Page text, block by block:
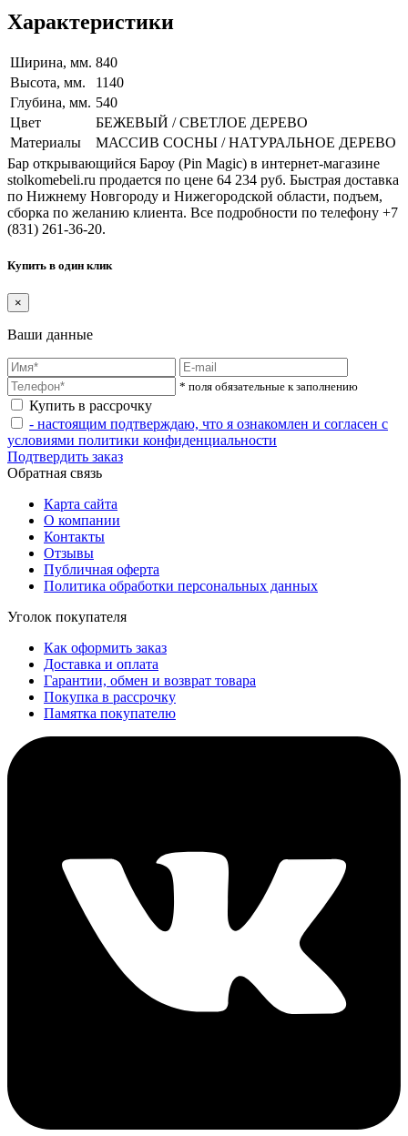
Характеристики
Ширина, мм. 840
Высота, мм.
1140
Глубина, мм. 540
Цвет
БЕЖЕВЫЙ / СВЕТЛОЕ ДЕРЕВО
Материалы
МАССИВ СОСНЫ / НАТУРАЛЬНОЕ ДЕРЕВО
Бар открывающийся Бароу (Pin Magic) в интернет-магазине
stolkomebeli.ru продается по цене 64 234 руб. Быстрая доставка
по Нижнему Новгороду и Нижегородской области, подъем,
сборка по желанию клиента. Все подробности по телефону +7
(831) 261-36-20.
Купить в один клик
×
Ваши данные
* поля обязательные к заполнению
Купить в рассрочку
- настоящим подтверждаю, что я ознакомлен и согласен с
условиями политики конфиденциальности
Подтвердить заказ
Обратная связь
Карта сайта
О компании
Контакты
Отзывы
Публичная оферта
Политика обработки персональных данных
Уголок покупателя
Как оформить заказ
Доставка и оплата
Гарантии, обмен и возврат товара
Покупка в рассрочку
Памятка покупателю